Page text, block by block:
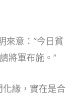
來意：“今日貧
將軍布施。”
化緣，實在是合